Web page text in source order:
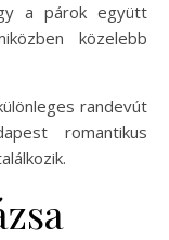
a párok együtt
közelebb
randevút
romantikus